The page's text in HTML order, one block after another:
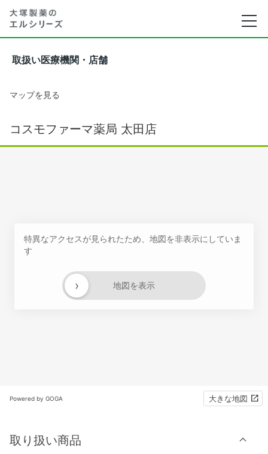
取扱い医療機関・店舗
マップを見る
コスモファーマ薬局 太田店
特異なアクセスが見られたため、地図を非表示にしていま
す
地図を表示
›
Powered by GOGA 大きな地図
取り扱い商品